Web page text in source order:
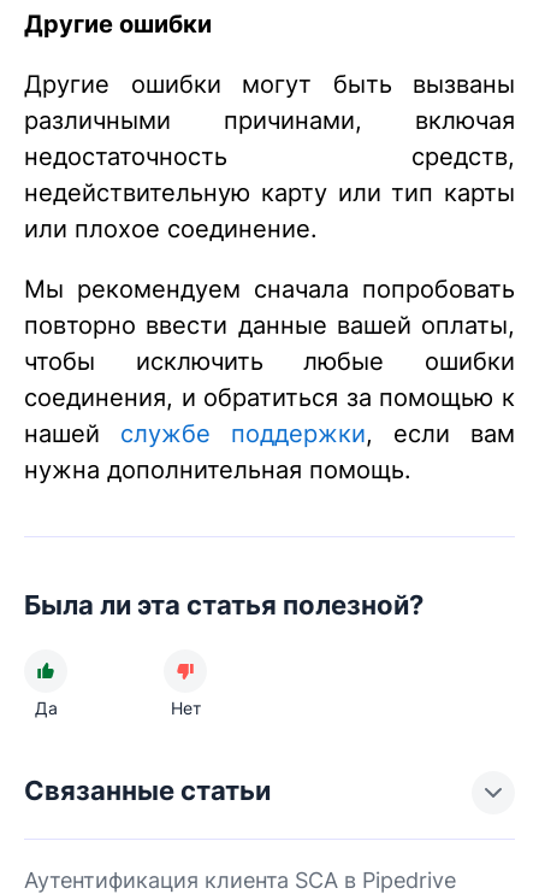
Другие ошибки
Другие ошибки могут быть вызваны
различными причинами, включая
недостаточность средств,
недействительную карту или тип карты
или плохое соединение.
Мы рекомендуем сначала попробовать
повторно ввести данные вашей оплаты,
чтобы исключить любые ошибки
соединения, и обратиться за помощью к
нашей службе поддержки, если вам
нужна дополнительная помощь.
Была ли эта статья полезной?
Да Нет
Связанные статьи
Аутентификация клиента SCA в Pipedrive